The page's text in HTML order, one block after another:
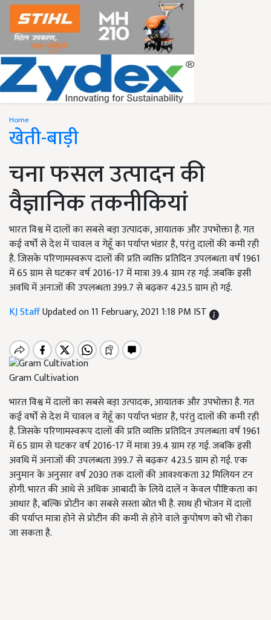
Home
खेती-बाड़ी
चना फसल उत्पादन की
वैज्ञानिक तकनीकियां
भारत विश्व में दालों का सबसे बड़ा उत्पादक, आयातक और उपभोक्ता है. गत
कई वर्षों से देश में चावल व गेहूँ का पर्याप्त भंडार है, परंतु दालों की कमी रही
है. जिसके परिणामस्वरूप दालों की प्रति व्यक्ति प्रतिदिन उपलब्धता वर्ष 1961
में 65 ग्राम से घटकर वर्ष 2016-17 में मात्रा 39.4 ग्राम रह गई. जबकि इसी
अवधि में अनाजों की उपलब्धता 399.7 से बढ़कर 423.5 ग्राम हो गई.
KJ StaffUpdated on 11 February, 2021 1:18 PM IST
Gram Cultivation
भारत विश्व में दालों का सबसे बड़ा उत्पादक, आयातक और उपभोक्ता है. गत
कई वर्षों से देश में चावल व गेहूँ का पर्याप्त भंडार है, परंतु दालों की कमी रही
है. जिसके परिणामस्वरूप दालों की प्रति व्यक्ति प्रतिदिन उपलब्धता वर्ष 1961
में 65 ग्राम से घटकर वर्ष 2016-17 में मात्रा 39.4 ग्राम रह गई. जबकि इसी
अवधि में अनाजों की उपलब्धता 399.7 से बढ़कर 423.5 ग्राम हो गई. एक
अनुमान के अनुसार वर्ष 2030 तक दालों की आवश्यकता 32 मिलियन टन
होगी. भारत की आधे से अधिक आबादी के लिये दालें न केवल पौष्टिकता का
आधार है, बल्कि प्रोटीन का सबसे सस्ता स्रोत भी है. साथ ही भोजन में दालों
की पर्याप्त मात्रा होने से प्रोटीन की कमी से होने वाले कुपोषण को भी रोका
जा सकता है.